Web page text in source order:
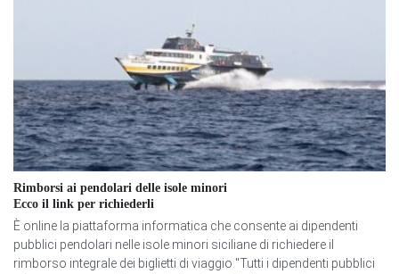
Rimborsi ai pendolari delle isole minori
Ecco il link per richiederli
È online la piattaforma informatica che consente ai dipendenti
pubblici pendolari nelle isole minori siciliane di richiedere il
rimborso integrale dei biglietti di viaggio "Tutti i dipendenti pubblici